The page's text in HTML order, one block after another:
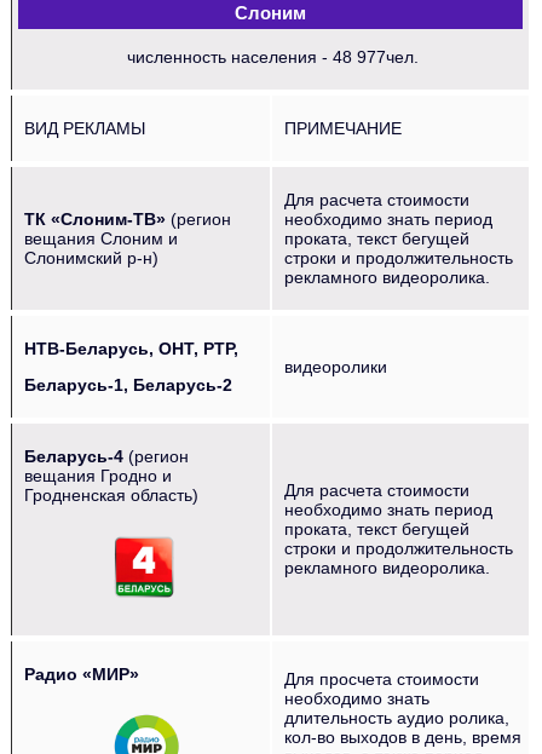
Слоним
численность населения - 48 977чел.
ВИД РЕКЛАМЫ ПРИМЕЧАНИЕ
ТК «Слоним-ТВ»(регион
вещания Слоним и
Слонимский р-н)
Для расчета стоимости
необходимо знать период
проката, текст бегущей
строки и продолжительность
рекламного видеоролика.
НТВ-Беларусь, ОНТ, РТР,
Беларусь-1, Беларусь-2
видеоролики
Беларусь-4(регион
вещания Гродно и
Гродненская область)
Для расчета стоимости
необходимо знать период
проката, текст бегущей
строки и продолжительность
рекламного видеоролика.
Радио «МИР»
Для просчета стоимости
необходимо знать
длительность аудио ролика,
кол-во выходов в день, время